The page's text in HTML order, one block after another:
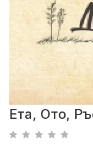
Ета, Ото,